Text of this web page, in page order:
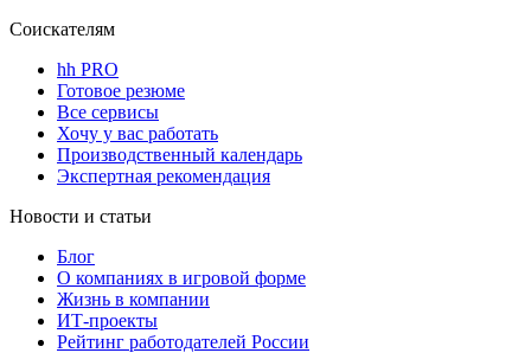
Соискателям
hh PRO
Готовое резюме
Все сервисы
Хочу у вас работать
Производственный календарь
Экспертная рекомендация
Новости и статьи
Блог
О компаниях в игровой форме
Жизнь в компании
ИТ-проекты
Рейтинг работодателей России